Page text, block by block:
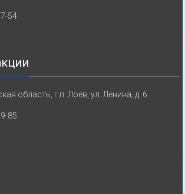
54.
область, г.п. Лоев, ул. Ленина, д. 6.
85.